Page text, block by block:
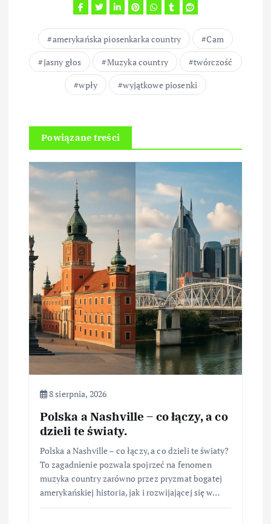
amerykańska piosenkarka country
Cam
jasny głos
Muzyka country
twórczość
wpły
wyjątkowe piosenki
Powiązane treści
8 sierpnia, 2026
Polska a Nashville – co łączy, a co
dzieli te światy.
Polska a Nashville – co łączy, a co dzieli te światy?
To zagadnienie pozwala spojrzeć na fenomen
muzyka country zarówno przez pryzmat bogatej
amerykańskiej historia, jak i rozwijającej się w…